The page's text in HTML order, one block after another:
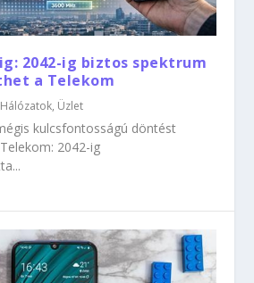
2042-ig biztos spektrum
a Telekom
Hálózatok, Üzlet
kulcsfontosságú döntést
2042-ig